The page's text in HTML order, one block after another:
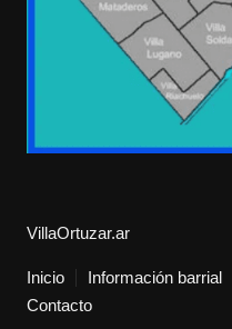
VillaOrtuzar.ar
Inicio Información barrial
Contacto